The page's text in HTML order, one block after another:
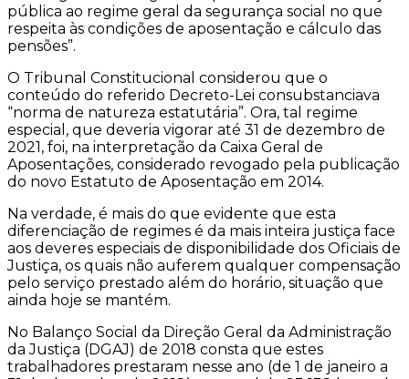
pública ao regime geral da segurança social no que
respeita às condições de aposentação e cálculo das
pensões”.
O Tribunal Constitucional considerou que o
conteúdo do referido Decreto-Lei consubstanciava
“norma de natureza estatutária”. Ora, tal regime
especial, que deveria vigorar até 31 de dezembro de
2021, foi, na interpretação da Caixa Geral de
Aposentações, considerado revogado pela publicação
do novo Estatuto de Aposentação em 2014.
Na verdade, é mais do que evidente que esta
diferenciação de regimes é da mais inteira justiça face
aos deveres especiais de disponibilidade dos Oficiais de
Justiça, os quais não auferem qualquer compensação
pelo serviço prestado além do horário, situação que
ainda hoje se mantém.
No Balanço Social da Direção Geral da Administração
da Justiça (DGAJ) de 2018 consta que estes
trabalhadores prestaram nesse ano (de 1 de janeiro a